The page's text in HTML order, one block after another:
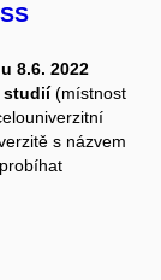
8.6. 2022
studií(místnost
s názvem